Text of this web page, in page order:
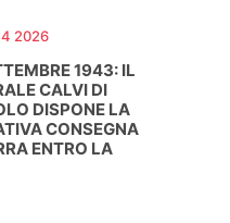
2026
1943: IL
CALVI DI
DISPONE LA
CONSEGNA
ENTRO LA